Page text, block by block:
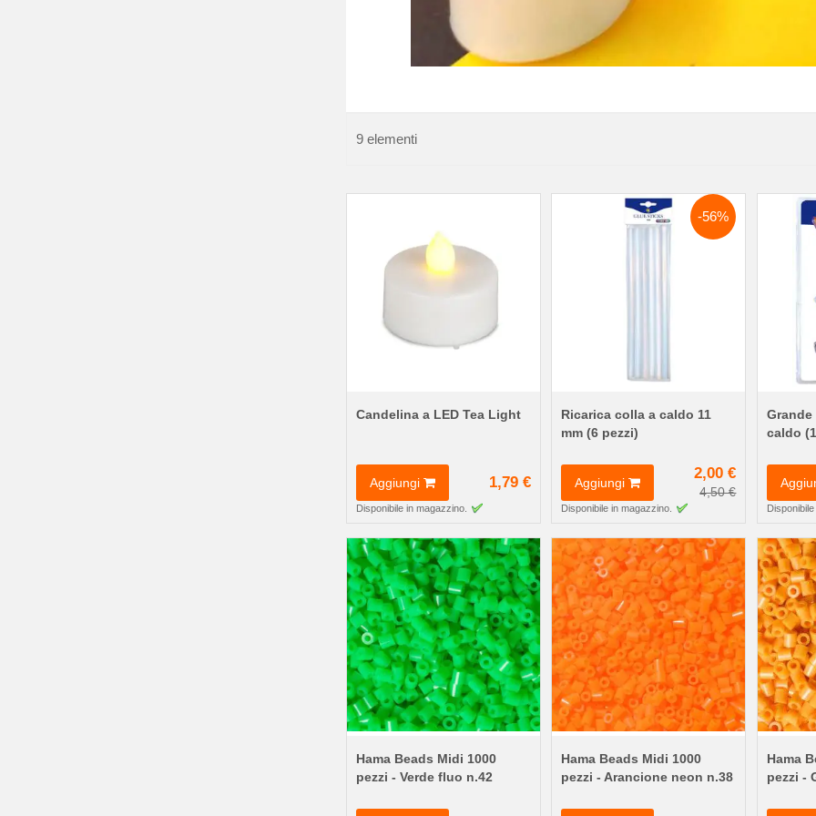
9elementi
Candelina a LED Tea Light
Aggiungi 1,79 €
Disponibile in magazzino.
-56%
Ricarica colla a caldo 11
mm (6 pezzi)
Aggiungi
2,00 €
4,50 €
Disponibile in magazzino.
caldo
Hama Beads Midi 1000
pezzi - Verde fluo n.42
Hama Beads Midi 1000
pezzi - Arancione neon n.38
Hama
pezzi -